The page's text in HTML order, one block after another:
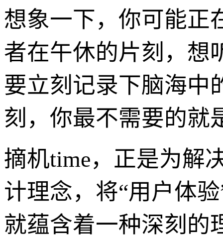
想象一下，你可能正
者在午休的片刻，想
要立刻记录下脑海中
刻，你最不需要的就
摘机time，正是为解
计理念，将“用户体
就蕴含着一种深刻的